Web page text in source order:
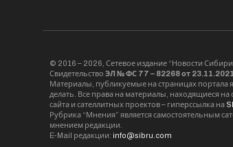
© 2016 – 2026, Сетевое издание “Новости
Свидетельство ЭЛ № ФС 77 – 82268 от 23.11.2021,
Материалы, публикуемые на страницах портала
делать. Все права на материалы, находящиеся
сайта и сателлитных проектов – гиперссылка на
Рубрика “Мнения” является самостоятельным
мнением редакции.
E-Mail редакции: info@sibru.com